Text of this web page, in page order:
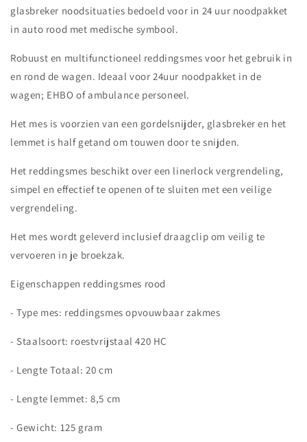
glasbreker noodsituaties bedoeld voor in 24 uur noodpakket
in auto rood met medische symbool.
Robuust en multifunctioneel reddingsmes voor het gebruik in
en rond de wagen. Ideaal voor 24uur noodpakket in de
wagen; EHBO of ambulance personeel.
Het mes is voorzien van een gordelsnijder, glasbreker en het
lemmet is half getand om touwen door te snijden.
Het reddingsmes beschikt over een linerlock vergrendeling,
simpel en effectief te openen of te sluiten met een veilige
vergrendeling.
Het mes wordt geleverd inclusief draagclip om veilig te
vervoeren in je broekzak.
Eigenschappen reddingsmes rood
- Type mes: reddingsmes opvouwbaar zakmes
- Staalsoort: roestvrijstaal 420 HC
- Lengte Totaal: 20 cm
- Lengte lemmet: 8,5 cm
- Gewicht: 125 gram